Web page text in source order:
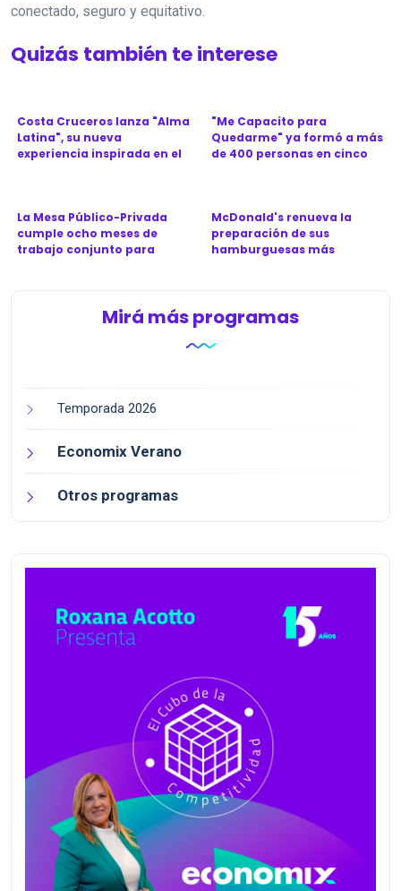
conectado, seguro y equitativo.
Quizás también te interese
Costa Cruceros lanza "Alma
Latina", su nueva
experiencia inspirada en el
"Me Capacito para
Quedarme" ya formó a más
de 400 personas en cinco
La Mesa Público-Privada
cumple ocho meses de
trabajo conjunto para
McDonald's renueva la
preparación de sus
hamburguesas más
Mirá más programas
Temporada 2026
Economix Verano
Otros programas